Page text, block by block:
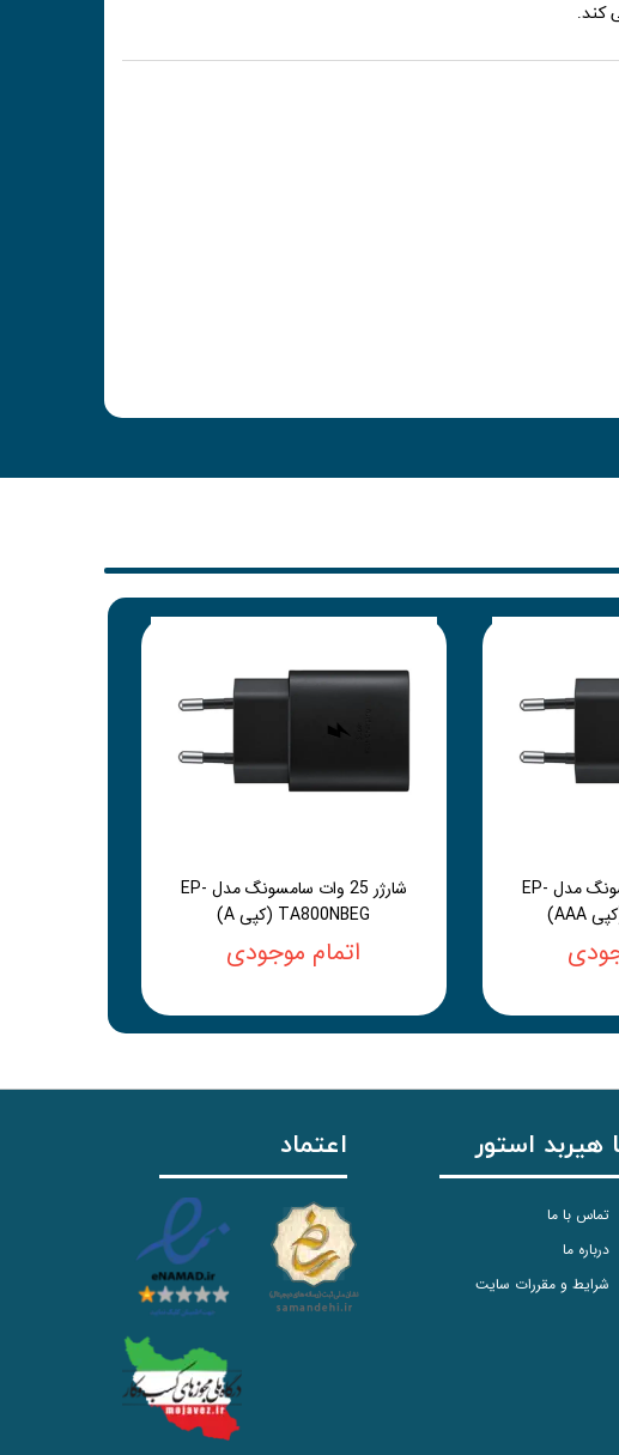
کند.
شارژر 25 وات سامسونگ مدل EP-
شارژر 25 وات سامسونگ مدل EP-
TA800NBEG (کپی A)
اتمام موجودی
هیربد استور
تماس با ما
درباره ما
شرایط و مقررات سایت
اعتماد